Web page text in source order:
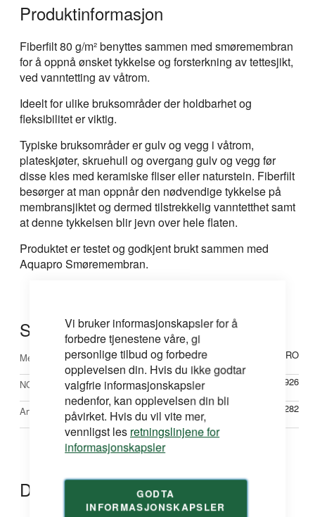
Vi bruker informasjonskapsler for å
forbedre tjenestene våre, gi
personlige tilbud og forbedre
opplevelsen din. Hvis du ikke godtar
valgfrie informasjonskapsler
nedenfor, kan opplevelsen din bli
påvirket. Hvis du vil vite mer,
vennligst les retningslinjene for
informasjonskapsler
GODTA
INFORMASJONSKAPSLER
Produktinformasjon
Fiberfilt 80 g/m² benyttes sammen med smøremembran
for å oppnå ønsket tykkelse og forsterkning av tettesjikt,
ved vanntetting av våtrom.
Ideelt for ulike bruksområder der holdbarhet og
fleksibilitet er viktig.
Typiske bruksområder er gulv og vegg i våtrom,
plateskjøter, skruehull og overgang gulv og vegg før
disse kles med keramiske fliser eller naturstein. Fiberfilt
besørger at man oppnår den nødvendige tykkelse på
membransjiktet og dermed tilstrekkelig vanntetthet samt
at denne tykkelsen blir jevn over hele flaten.
Produktet er testet og godkjent brukt sammen med
Aquapro Smøremembran.
Spesifikasjoner
Mer
informasjon
Merke AQUAPRO
NOBBNr 26232926
Artikkelnr N6282
Dokumentasjon